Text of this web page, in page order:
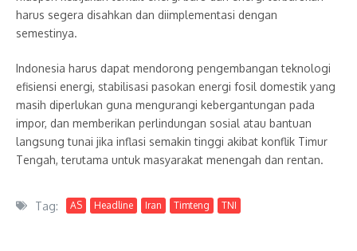
harus segera disahkan dan diimplementasi dengan
semestinya.
Indonesia harus dapat mendorong pengembangan teknologi
efisiensi energi, stabilisasi pasokan energi fosil domestik yang
masih diperlukan guna mengurangi kebergantungan pada
impor, dan memberikan perlindungan sosial atau bantuan
langsung tunai jika inflasi semakin tinggi akibat konflik Timur
Tengah, terutama untuk masyarakat menengah dan rentan.
Tag: AS Headline Iran Timteng TNI